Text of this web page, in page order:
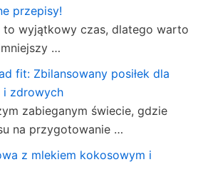
przepisy!
to wyjątkowy czas, dlatego warto
…
fit: Zbilansowany posiłek dla
i zdrowych
zabieganym świecie, gdzie
na przygotowanie …
z mlekiem kokosowym i